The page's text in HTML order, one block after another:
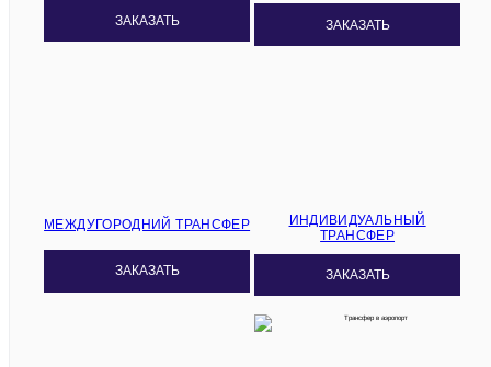
ЗАКАЗАТЬ ЗАКАЗАТЬ
МЕЖДУГОРОДНИЙ ТРАНСФЕР
ЗАКАЗАТЬ
ИНДИВИДУАЛЬНЫЙ
ТРАНСФЕР
ЗАКАЗАТЬ